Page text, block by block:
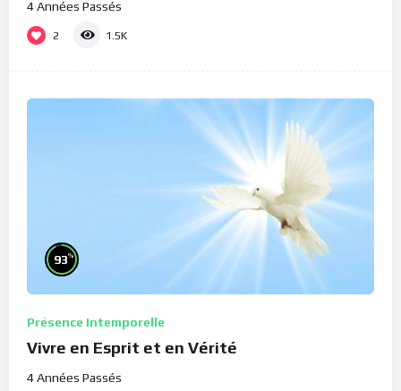
4 Années Passés
2 1.5K
93%
Présence Intemporelle
Vivre en Esprit et en Vérité
4 Années Passés